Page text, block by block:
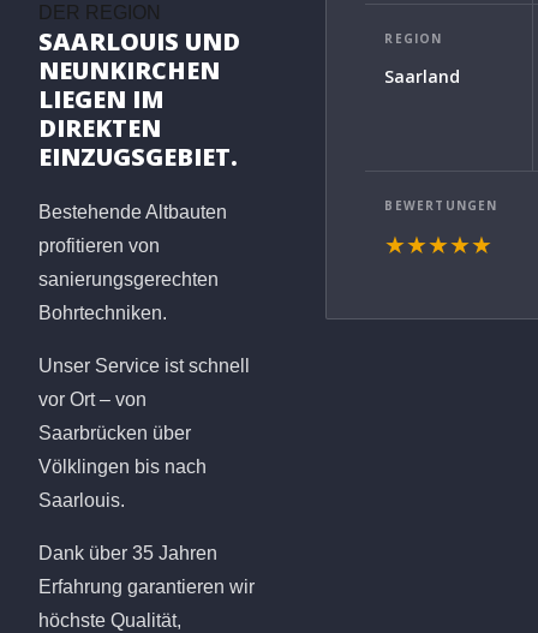
DER REGION
SAARLOUIS UND
NEUNKIRCHEN
LIEGEN IM
DIREKTEN
EINZUGSGEBIET.
Bestehende Altbauten
profitieren von
sanierungsgerechten
Bohrtechniken.
Unser Service ist schnell
vor Ort – von
Saarbrücken über
Völklingen bis nach
Saarlouis.
Dank über 35 Jahren
Erfahrung garantieren wir
höchste Qualität,
REGION
Saarland
BEWERTUNGEN
★★★★★